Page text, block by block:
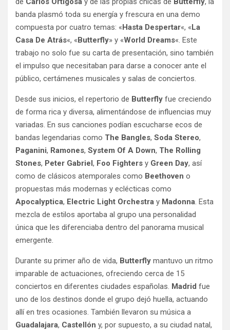
banda plasmó toda su energía y frescura en una demo
compuesta por cuatro temas: «Hasta Despertar«, «La
Casa De Atrás«, «Butterfly» y «World Dreams«. Este
trabajo no solo fue su carta de presentación, sino también
el impulso que necesitaban para darse a conocer ante el
público, certámenes musicales y salas de conciertos.
Desde sus inicios, el repertorio de Butterfly fue creciendo
de forma rica y diversa, alimentándose de influencias muy
variadas. En sus canciones podían escucharse ecos de
bandas legendarias como The Bangles, Soda Stereo,
Paganini, Ramones, System Of A Down, The Rolling
Stones, Peter Gabriel, Foo Fighters y Green Day, así
como de clásicos atemporales como Beethoven o
propuestas más modernas y eclécticas como
Apocalyptica, Electric Light Orchestra y Madonna. Esta
mezcla de estilos aportaba al grupo una personalidad
única que les diferenciaba dentro del panorama musical
emergente.
Durante su primer año de vida, Butterfly mantuvo un ritmo
imparable de actuaciones, ofreciendo cerca de 15
conciertos en diferentes ciudades españolas. Madrid fue
uno de los destinos donde el grupo dejó huella, actuando
allí en tres ocasiones. También llevaron su música a
Guadalajara, Castellón y, por supuesto, a su ciudad natal,